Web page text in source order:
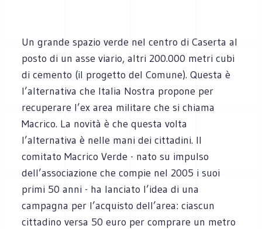
Un grande spazio verde nel centro di Caserta al
posto di un asse viario, altri 200.000 metri cubi
di cemento (il progetto del Comune). Questa è
l’alternativa che Italia Nostra propone per
recuperare l’ex area militare che si chiama
Macrico. La novità è che questa volta
l’alternativa è nelle mani dei cittadini. Il
comitato Macrico Verde - nato su impulso
dell’associazione che compie nel 2005 i suoi
primi 50 anni - ha lanciato l’idea di una
campagna per l’acquisto dell’area: ciascun
cittadino versa 50 euro per comprare un metro